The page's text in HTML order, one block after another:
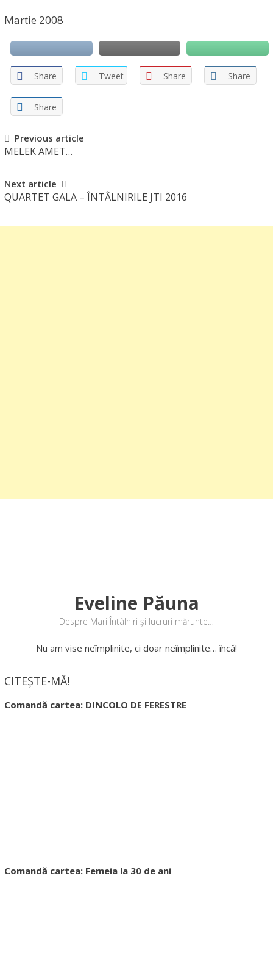
Martie 2008
Share Tweet Share Share
Share
Post
navigation
Previous article
MELEK AMET…
Next article
QUARTET GALA – ÎNTÂLNIRILE JTI 2016
Eveline Păuna
Despre Mari Întâlniri și lucruri mărunte…
Nu am vise neîmplinite, ci doar neîmplinite… încă!
CITEȘTE-MĂ!
Comandă cartea: DINCOLO DE FERESTRE
Comandă cartea: Femeia la 30 de ani